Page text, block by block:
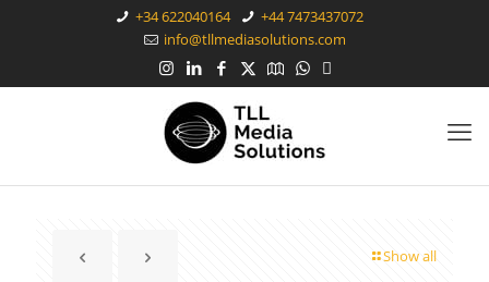
+34 622040164
+44 7473437072
info@tllmediasolutions.com
Show all